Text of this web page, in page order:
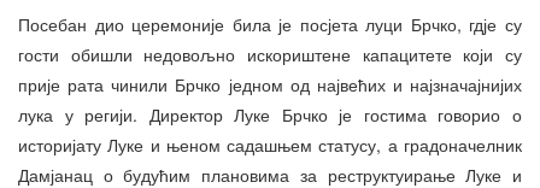
Посебан дио церемоније била је посјета луци Брчко, гдје су
гости обишли недовољно искориштене капацитете који су
прије рата чинили Брчко једном од највећих и најзначајнијих
лука у регији. Директор Луке Брчко је гостима говорио о
историјату Луке и њеном садашњем статусу, а градоначелник
Дамјанац о будућим плановима за реструктуирање Луке и